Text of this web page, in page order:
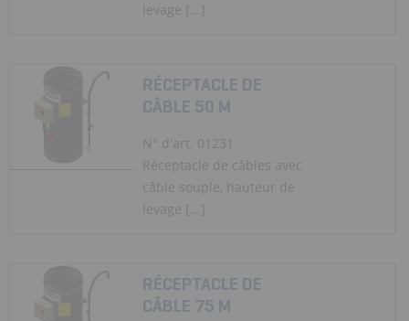
levage [...]
RÉCEPTACLE DE
CÂBLE 50 M
N° d'art. 01231
Réceptacle de câbles avec
câble souple, hauteur de
levage [...]
RÉCEPTACLE DE
CÂBLE 75 M